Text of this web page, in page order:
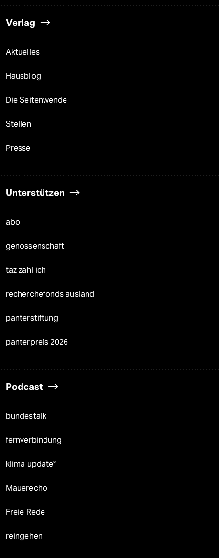
Verlag
Aktuelles
Hausblog
Die Seitenwende
Stellen
Presse
Unterstützen
abo
genossenschaft
taz zahl ich
recherchefonds ausland
panterstiftung
panterpreis 2026
Podcast
bundestalk
fernverbindung
klima update°
Mauerecho
Freie Rede
reingehen